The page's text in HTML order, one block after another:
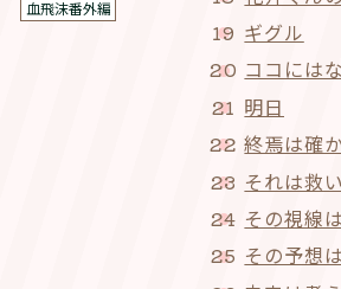
血飛沫番外編
ギグル
ココには
明日
終焉は確
それは救
その視線
その予想